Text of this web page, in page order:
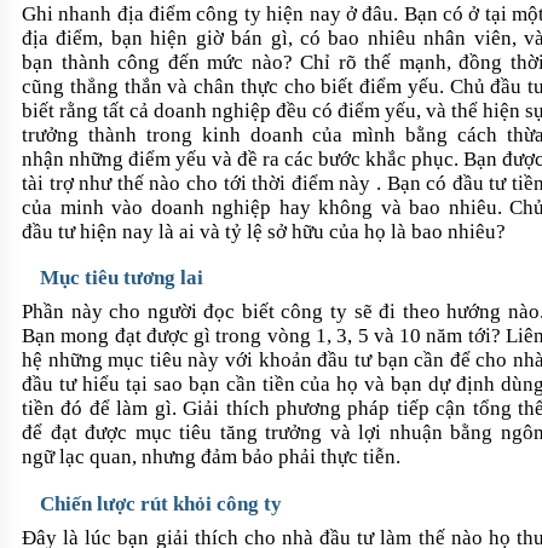
Ghi nhanh địa điểm công ty hiện nay ở đâu. Bạn có ở tại
địa điểm, bạn hiện giờ bán gì, có bao nhiêu nhân viên,
bạn thành công đến mức nào? Chỉ rõ thế mạnh, đồng
cũng thẳng thắn và chân thực cho biết điểm yếu. Chủ đầu
biết rằng tất cả doanh nghiệp đều có điểm yếu, và thể hiện
trưởng thành trong kinh doanh của mình bằng cách
nhận những điểm yếu và đề ra các bước khắc phục. Bạn
tài trợ như thế nào cho tới thời điểm này . Bạn có đầu tư
của minh vào doanh nghiệp hay không và bao nhiêu.
đầu tư hiện nay là ai và tỷ lệ sở hữu của họ là bao nhiêu?
Mục tiêu tương lai
Phần này cho người đọc biết công ty sẽ đi theo hướng
Bạn mong đạt được gì trong vòng 1, 3, 5 và 10 năm tới?
hệ những mục tiêu này với khoản đầu tư bạn cần để cho
đầu tư hiểu tại sao bạn cần tiền của họ và bạn dự định
tiền đó để làm gì. Giải thích phương pháp tiếp cận tổng
để đạt được mục tiêu tăng trưởng và lợi nhuận bằng
ngữ lạc quan, nhưng đảm bảo phải thực tiễn.
Chiến lược rút khỏi công ty
Đây là lúc bạn giải thích cho nhà đầu tư làm thế nào họ